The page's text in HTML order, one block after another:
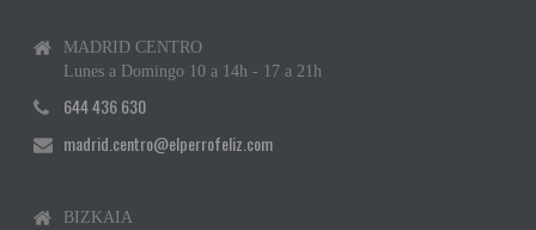
MADRID CENTRO
Lunes a Domingo 10 a 14h - 17 a 21h
644 436 630
madrid.centro@elperrofeliz.com
BIZKAIA